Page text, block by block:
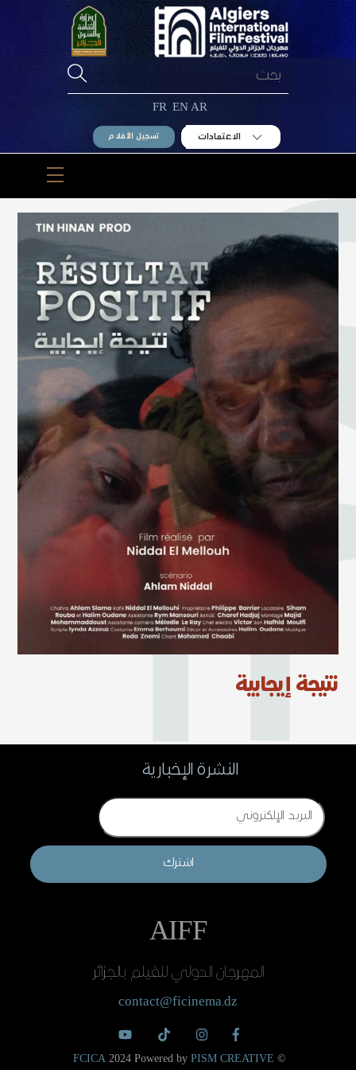
AR
EN
FR
الاعتمادات تسجيل الأفلام
Menu
نتيجة إيجابية
النشرة الإخبارية
Email
اشترك
AIFF
المهرجان الدولي للفيلم بالجزائر
contact@ficinema.dz
©
FCICA 2024 Powered by PISM CREATIVE